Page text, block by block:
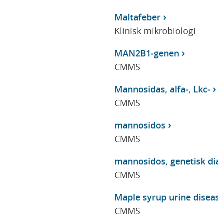
Maltafeber
Klinisk mikrobiologi
MAN2B1-genen
CMMS
Mannosidas, alfa-, Lkc-
CMMS
mannosidos
CMMS
mannosidos, genetisk
CMMS
Maple syrup urine
CMMS